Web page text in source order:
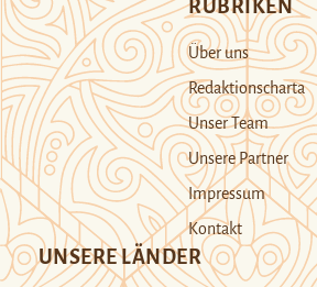
RUBRIKEN
Über uns
Redaktionscharta
Unser Team
Unsere Partner
Impressum
Kontakt
UNSERE LÄNDER